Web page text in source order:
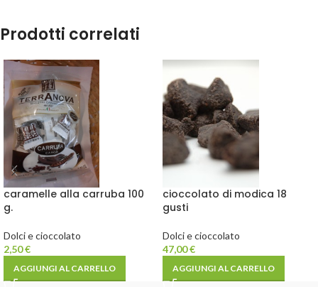
Prodotti correlati
caramelle alla carruba 100
g.
Dolci e cioccolato
2,50€
AGGIUNGI AL CARRELLO
cioccolato di modica 18
gusti
Dolci e cioccolato
47,00€
AGGIUNGI AL CARRELLO